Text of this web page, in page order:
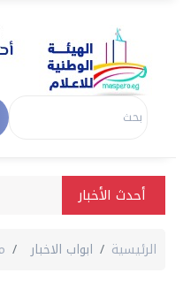
أحدث الأخبار
الرئيسية ابواب الاخبار